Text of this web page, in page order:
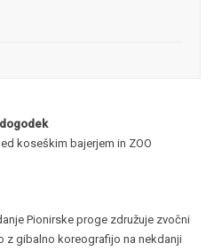
koseškim bajerjem in ZOO
Pionirske proge združuje zvočni
z gibalno koreografijo na nekdanji